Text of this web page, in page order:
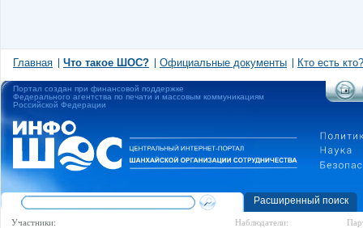
Главная Что такое ШОС? Официальные документы Кто есть кто?
Портал создан при финансовой поддержке
Федерального агентства по печати и массовым коммуникациям
Российской Федерации
Расширенный поиск
Участники: Наблюдатели: